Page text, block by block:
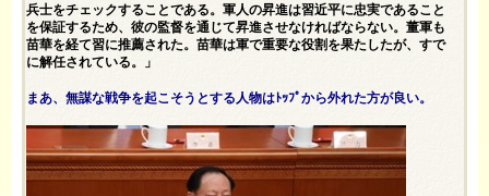
兵士をチェックすることである。軍人の昇進は習近平に忠実であること
を保証するため、彼の監督を通じて昇進させなければならない。董軍も
苗華を経て習に推薦された。苗華は軍で重要な役割を果たしたが、すで
に解任されている。」
まあ、無謀な戦争を起こそうとする人物はﾄｯﾌﾟから外れた方が良い。